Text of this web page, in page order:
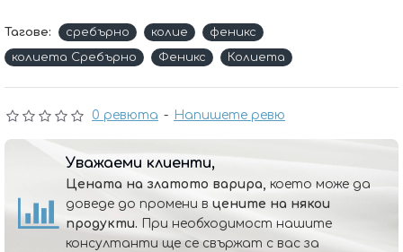
0 ревюта - Напишете ревю
Тагове: сребърно колие
феникс
колиета Сребърно
Феникс Колиета
Уважаеми клиенти,
Цената на златото варира, което може да
доведе до промени в цените на някои
продукти. При необходимост нашите
консултанти ще се свържат с вас за